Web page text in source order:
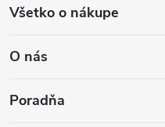
Všetko o nákupe
O nás
Poradňa